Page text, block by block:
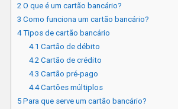
2 O que é um cartão bancário?
3 Como funciona um cartão bancário?
4Tipos de cartão bancário
4.1 Cartão de débito
4.2 Cartão de crédito
4.3 Cartão pré-pago
4.4Cartões múltiplos
5Para que serve um cartão bancário?